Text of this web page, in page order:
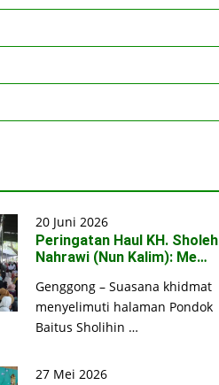
20 Juni 2026
Peringatan Haul KH. Sholeh
Nahrawi (Nun Kalim): Me…
Genggong – Suasana khidmat
menyelimuti halaman Pondok
Baitus Sholihin …
27 Mei 2026